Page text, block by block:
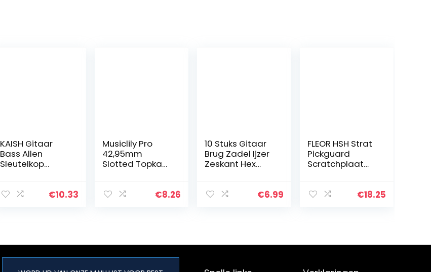
KAISH Gitaar
Bass Allen
Sleutelkop
Rose Tremolo
€10.33
Musiclily Pro
42,95mm
Slotted Topkam
Elektrische of€8.26
10 Stuks Gitaar
Brug Zadel Ijzer
Zeskant Hex
Gitaar
€6.99
FLEOR HSH Strat
Pickguard
Scratchplaat
American/Mexic
€18.25